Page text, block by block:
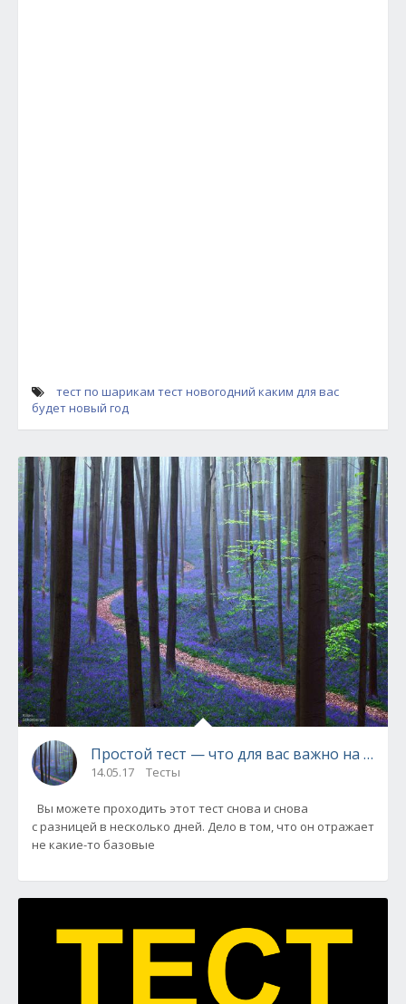
тест по шарикам тест новогодний каким для вас
будет новый год
Простой тест — что для вас важно на
14.05.17 Тесты
Вы можете проходить этот тест снова и снова
с разницей в несколько дней. Дело в том, что он отражает
не какие-то базовые